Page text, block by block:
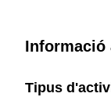
Informació
Tipus